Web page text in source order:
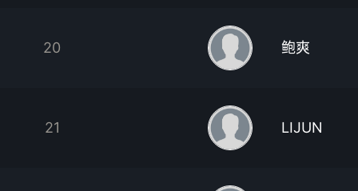
20 鲍爽
21 LIJUN